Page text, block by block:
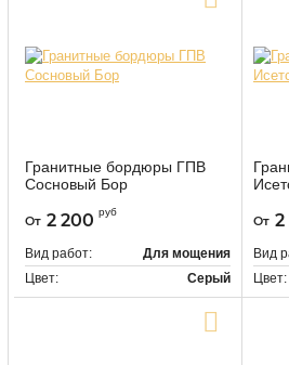
Гранитные бордюры ГПВ
Сосновый Бор
От 2 200 руб
Вид работ:
Для мощения
Цвет:
Серый
От 2
Вид
Цвет: